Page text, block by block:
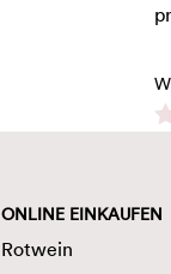
ONLINE EINKAUFEN
Rotwein